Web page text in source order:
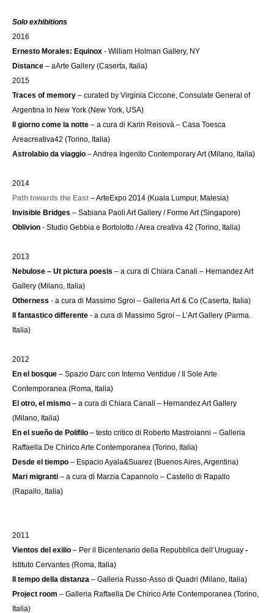
Solo exhibitions
2016
Ernesto Morales: Equinox - William Holman Gallery, NY
Distance – aArte Gallery (Caserta, Italia)
2015
Traces of memory – curated by Virginia Ciccone, Consulate General of
Argentina in New York (New York, USA)
Il giorno come la notte – a cura di Karin Reisovà – Casa Toesca
Areacreativa42 (Torino, Italia)
Astrolabio da viaggio – Andrea Ingenito Contemporary Art (Milano, Italia)
2014
Path towards the East – ArteExpo 2014 (Kuala Lumpur, Malesia)
Invisible Bridges – Sabiana Paoli Art Gallery / Forme Art (Singapore)
Oblivion - Studio Gebbia e Bortolotto / Area creativa 42 (Torino, Italia)
2013
Nebulose – Ut pictura poesis – a cura di Chiara Canali – Hernandez Art
Gallery (Milano, Italia)
Otherness - a cura di Massimo Sgroi – Galleria Art & Co (Caserta, Italia)
Il fantastico differente - a cura di Massimo Sgroi – L’Art Gallery (Parma.
Italia)
2012
En el bosque – Spazio Darc con Interno Ventidue / Il Sole Arte
Contemporanea (Roma, Italia)
El otro, el mismo – a cura di Chiara Canali – Hernandez Art Gallery
(Milano, Italia)
En el sueño de Polifilo – testo critico di Roberto Mastroianni – Galleria
Raffaella De Chirico Arte Contemporanea (Torino, Italia)
Desde el tiempo – Espacio Ayala&Suarez (Buenos Aires, Argentina)
Mari migranti – a cura di Marzia Capannolo – Castello di Rapallo
(Rapallo, Italia)
2011
Vientos del exilio – Per il Bicentenario della Repubblica dell’Uruguay -
Istituto Cervantes (Roma, Italia)
Il tempo della distanza – Galleria Russo-Asso di Quadri (Milano, Italia)
Project room – Galleria Raffaella De Chirico Arte Contemporanea (Torino,
Italia)